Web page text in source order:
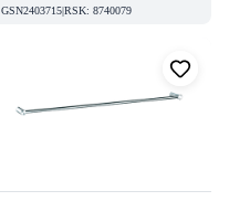
GSN2403715|RSK: 8740079